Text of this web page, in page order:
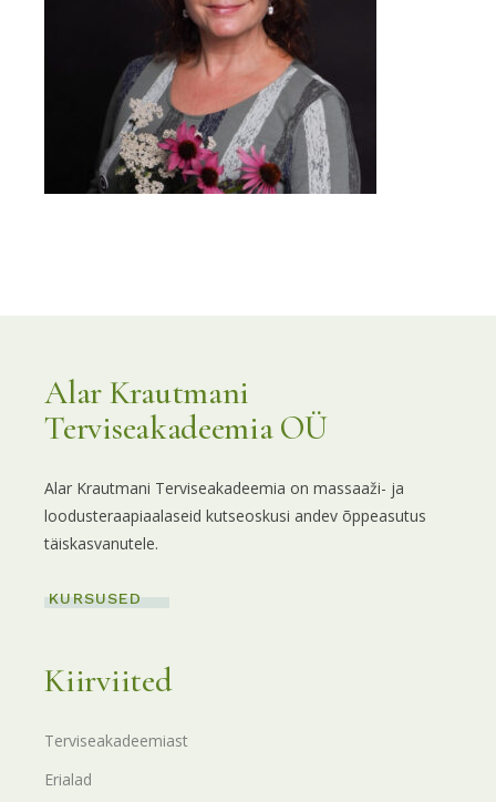
Alar Krautmani
Terviseakadeemia OÜ
Alar Krautmani Terviseakadeemia on massaaži- ja
loodusteraapiaalaseid kutseoskusi andev õppeasutus
täiskasvanutele.
KURSUSED
Kiirviited
Terviseakadeemiast
Erialad